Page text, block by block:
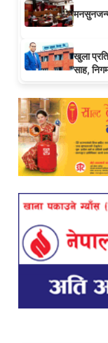
मनसुनजन्य
खुला
साह,